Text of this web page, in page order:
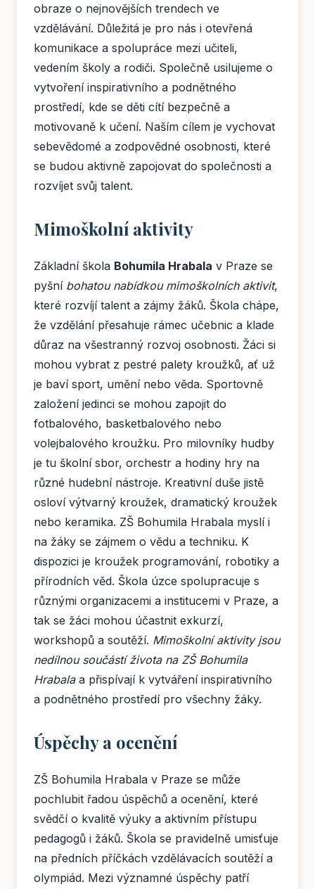
obraze o nejnovějších trendech ve
vzdělávání. Důležitá je pro nás i otevřená
komunikace a spolupráce mezi učiteli,
vedením školy a rodiči. Společně usilujeme o
vytvoření inspirativního a podnětného
prostředí, kde se děti cítí bezpečně a
motivovaně k učení. Naším cílem je vychovat
sebevědomé a zodpovědné osobnosti, které
se budou aktivně zapojovat do společnosti a
rozvíjet svůj talent.
Mimoškolní aktivity
Základní škola Bohumila Hrabala v Praze se
pyšní bohatou nabídkou mimoškolních aktivit,
které rozvíjí talent a zájmy žáků. Škola chápe,
že vzdělání přesahuje rámec učebnic a klade
důraz na všestranný rozvoj osobnosti. Žáci si
mohou vybrat z pestré palety kroužků, ať už
je baví sport, umění nebo věda. Sportovně
založení jedinci se mohou zapojit do
fotbalového, basketbalového nebo
volejbalového kroužku. Pro milovníky hudby
je tu školní sbor, orchestr a hodiny hry na
různé hudební nástroje. Kreativní duše jistě
osloví výtvarný kroužek, dramatický kroužek
nebo keramika. ZŠ Bohumila Hrabala myslí i
na žáky se zájmem o vědu a techniku. K
dispozici je kroužek programování, robotiky a
přírodních věd. Škola úzce spolupracuje s
různými organizacemi a institucemi v Praze, a
tak se žáci mohou účastnit exkurzí,
workshopů a soutěží. Mimoškolní aktivity jsou
nedílnou součástí života na ZŠ Bohumila
Hrabalaa přispívají k vytváření inspirativního
a podnětného prostředí pro všechny žáky.
Úspěchy a ocenění
ZŠ Bohumila Hrabala v Praze se může
pochlubit řadou úspěchů a ocenění, které
svědčí o kvalitě výuky a aktivním přístupu
pedagogů i žáků. Škola se pravidelně umisťuje
na předních příčkách vzdělávacích soutěží a
olympiád. Mezi významné úspěchy patří